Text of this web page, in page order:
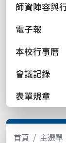
師資陣容與
電子報
本校行事曆
會議記錄
表單規章
首頁 主選單